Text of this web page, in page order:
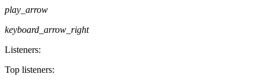
play_arrow
keyboard_arrow_right
Listeners:
Top listeners: